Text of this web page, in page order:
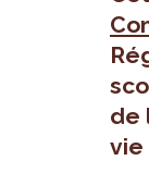
de
vie